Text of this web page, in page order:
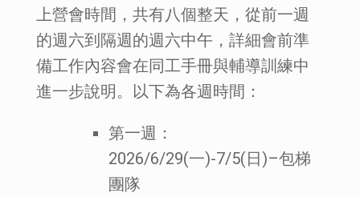
上營會時間，共有八個整天，從前一週
的週六到隔週的週六中午，詳細會前準
備工作內容會在同工手冊與輔導訓練中
進一步說明。以下為各週時間：
第一週：
2026/6/29(一)-7/5(日)–包梯
團隊